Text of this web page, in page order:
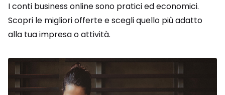
I conti business online sono pratici ed economici.
Scopri le migliori offerte e scegli quello più adatto
alla tua impresa o attività.